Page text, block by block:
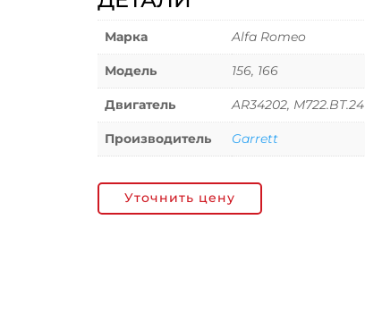
Марка Alfa Romeo
Модель 156, 166
Двигатель AR34202, M722.BT.24
Производитель Garrett
Уточнить цену